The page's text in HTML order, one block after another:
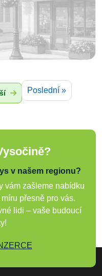
Poslední »
v našem regionu?
vám zašleme nabídku
přesně pro vás.
lidi – vaše budoucí